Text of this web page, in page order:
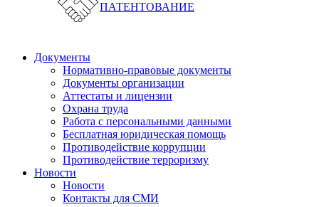
ПАТЕНТОВАНИЕ
Документы
Нормативно-правовые документы
Документы организации
Аттестаты и лицензии
Охрана труда
Работа с персональными данными
Бесплатная юридическая помощь
Противодействие коррупции
Противодействие терроризму
Новости
Новости
Контакты для СМИ